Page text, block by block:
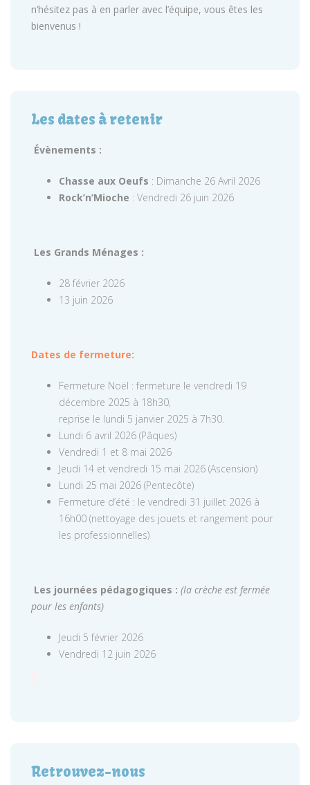
n’hésitez pas à en parler avec l’équipe, vous êtes les
bienvenus !
Les dates à retenir
Évènements :
Chasse aux Oeufs : Dimanche 26 Avril 2026
Rock’n’Mioche : Vendredi 26 juin 2026
Les Grands Ménages :
28 février 2026
13 juin 2026
Dates de fermeture:
Fermeture Noël : fermeture le vendredi 19
décembre 2025 à 18h30,
reprise le lundi 5 janvier 2025 à 7h30.
Lundi 6 avril 2026 (Pâques)
Vendredi 1 et 8 mai 2026
Jeudi 14 et vendredi 15 mai 2026 (Ascension)
Lundi 25 mai 2026 (Pentecôte)
Fermeture d’été : le vendredi 31 juillet 2026 à
16h00 (nettoyage des jouets et rangement pour
les professionnelles)
Les journées pédagogiques : (la crèche est fermée
pour les enfants)
Jeudi 5 février 2026
Vendredi 12 juin 2026
Retrouvez-nous